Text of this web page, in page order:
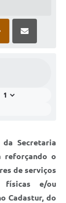
Secretaria
reforçando o
de serviços
físicas e/ou
Cadastur, do